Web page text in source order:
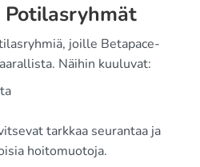
Potilasryhmät
joille Betapace-
Näihin kuuluvat:
tarkkaa seurantaa ja
hoitomuotoja.